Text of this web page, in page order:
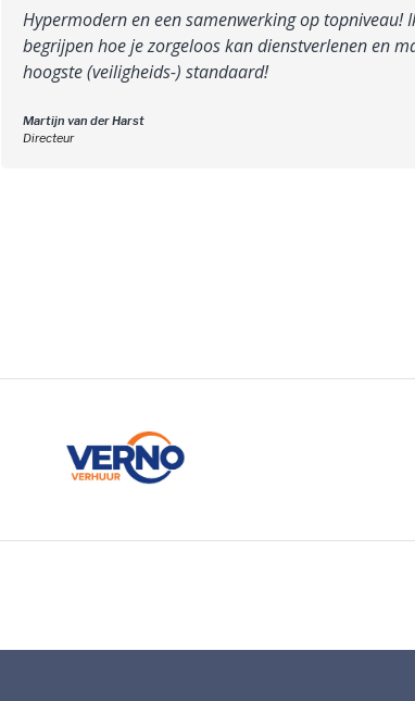
Hypermodern en een samenwerking op topniveau!
begrijpen hoe je zorgeloos kan dienstverlenen en
hoogste (veiligheids-) standaard!
Martijn van der Harst
Directeur